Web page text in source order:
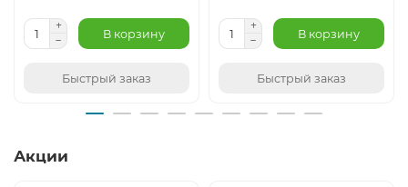
В корзину
Быстрый заказ
В корзину
Быстрый заказ
Акции